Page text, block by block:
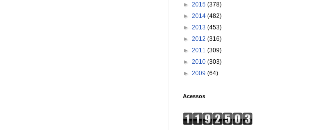
► 2015 (378)
► 2014 (482)
► 2013 (453)
► 2012 (316)
► 2011 (309)
► 2010 (303)
► 2009 (64)
Acessos